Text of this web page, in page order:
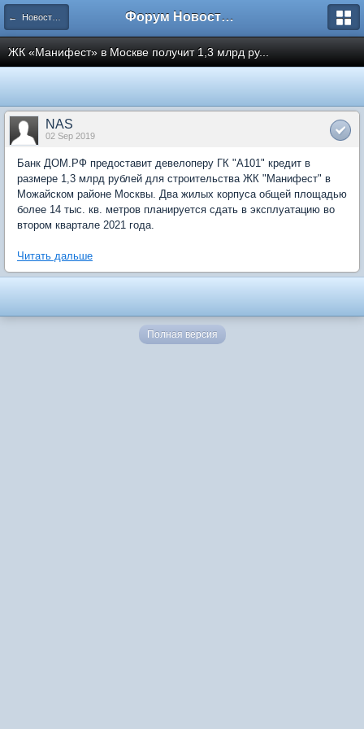
← Новости рынка недвижимости Форум Новостройки
ЖК «Манифест» в Москве получит 1,3 млрд ру...
NAS
02 Sep 2019
Банк ДОМ.РФ предоставит девелоперу ГК "А101" кредит в
размере 1,3 млрд рублей для строительства ЖК "Манифест" в
Можайском районе Москвы. Два жилых корпуса общей площадью
более 14 тыс. кв. метров планируется сдать в эксплуатацию во
втором квартале 2021 года.
Читать дальше
Полная версия